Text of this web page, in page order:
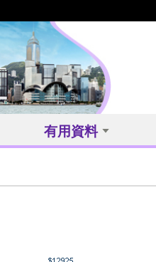
有用資料